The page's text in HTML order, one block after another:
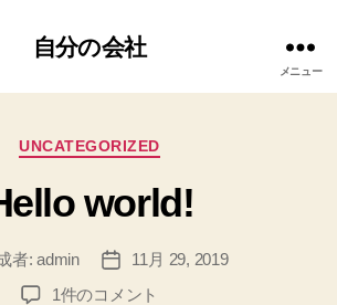
自分の会社
メニュー
カ
ゴ
リ
UNCATEGORIZED
world!
者:admin
投
稿
11月 29, 2019
Hello
1件のコメント